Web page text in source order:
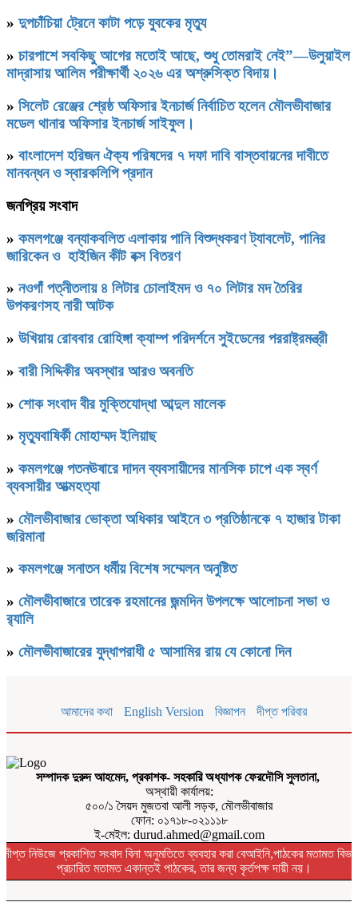
» দুপচাঁচিয়া ট্রেনে কাটা পড়ে যুবকের মৃত্যু
» চারপাশে সবকিছু আগের মতোই আছে, শুধু তোমরাই নেই”—উলুয়াইল
মাদ্রাসায় আলিম পরীক্ষার্থী ২০২৬ এর অশ্রুসিক্ত বিদায়।
» সিলেট রেঞ্জের শ্রেষ্ঠ অফিসার ইনচার্জ নির্বাচিত হলেন মৌলভীবাজার
মডেল থানার অফিসার ইনচার্জ সাইফুল।
» বাংলাদেশ হরিজন ঐক্য পরিষদের ৭ দফা দাবি বাস্তবায়নের দাবীতে
মানবন্ধন ও স্বারকলিপি প্রদান
জনপ্রিয় সংবাদ
» কমলগঞ্জে বন্যাকবলিত এলাকায় পানি বিশুদ্ধকরণ ট্যাবলেট, পানির
জারিকেন ও হাইজিন কীট বক্স বিতরণ
» নওগাঁ পত্নীতলায় ৪ লিটার চোলাইমদ ও ৭০ লিটার মদ তৈরির
উপকরণসহ নারী আটক
» উখিয়ায় রোববার রোহিঙ্গা ক্যাম্প পরিদর্শনে সুইডেনের পররাষ্ট্রমন্ত্রী
» বারী সিদ্দিকীর অবস্থার আরও অবনতি
» শোক সংবাদ বীর মুক্তিযোদ্ধা আব্দুল মালেক
» মৃত্যুবাষির্কী মোহাম্মদ ইলিয়াছ
» কমলগঞ্জে পতনঊষারে দাদন ব্যবসায়ীদের মানসিক চাপে এক স্বর্ণ
ব্যবসায়ীর আত্মহত্যা
» মৌলভীবাজার ভোক্তা অধিকার আইনে ৩ প্রতিষ্ঠানকে ৭ হাজার টাকা
জরিমানা
» কমলগঞ্জে সনাতন ধর্মীয় বিশেষ সম্মেলন অনুষ্টিত
» মৌলভীবাজারে তারেক রহমানের জন্মদিন উপলক্ষে আলোচনা সভা ও
র‌্যালি
» মৌলভীবাজারের যুদ্ধাপরাধী ৫ আসামির রায় যে কোনো দিন
আমাদের কথা English Version বিজ্ঞাপন দীপ্ত পরিবার
সম্পাদক দুরুদ আহমেদ, প্রকাশক- সহকারি অধ্যাপক ফেরদৌসি সুলতানা,
অস্থায়ী কার্যালয়:
৫০০/১ সৈয়দ মুজতবা আলী সড়ক, মৌলভীবাজার
ফোন: ০১৭১৮-০২১১১৮
ই-মেইল: durud.ahmed@gmail.com
দীপ্ত নিউজে প্রকাশিত সংবাদ বিনা অনুমতিতে ব্যবহার করা বেআইনি,পাঠকের মতামত
প্রচারিত মতামত একান্তই পাঠকের, তার জন্য কৃর্তপক্ষ দায়ী নয়।